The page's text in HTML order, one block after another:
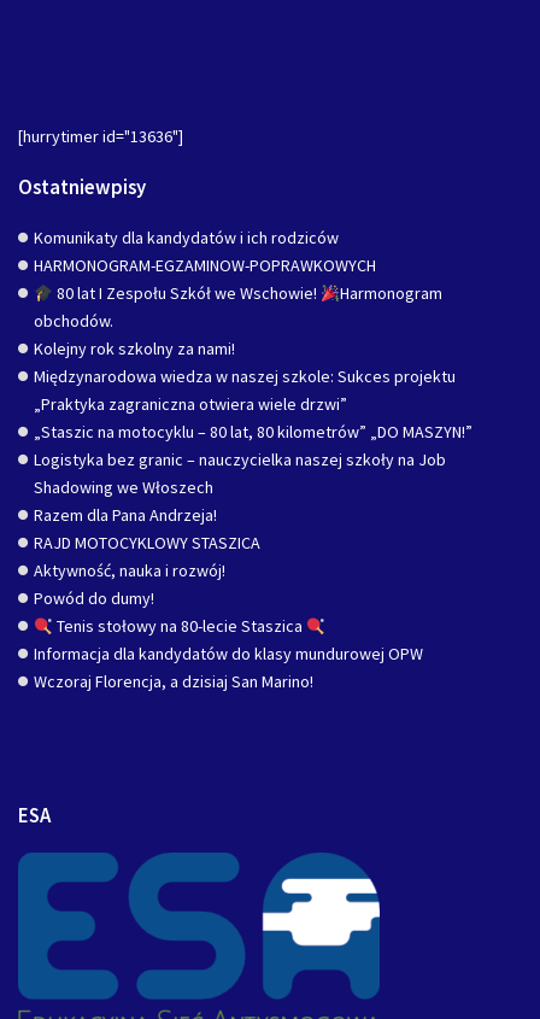
[hurrytimer id="13636"]
Ostatniewpisy
Komunikaty dla kandydatów i ich rodziców
HARMONOGRAM-EGZAMINOW-POPRAWKOWYCH
80 lat I Zespołu Szkół we Wschowie!
Harmonogram
obchodów.
Kolejny rok szkolny za nami!
Międzynarodowa wiedza w naszej szkole: Sukces projektu
„Praktyka zagraniczna otwiera wiele drzwi”
„Staszic na motocyklu – 80 lat, 80 kilometrów” „DO MASZYN!”
Logistyka bez granic – nauczycielka naszej szkoły na Job
Shadowing we Włoszech
Razem dla Pana Andrzeja!
RAJD MOTOCYKLOWY STASZICA
Aktywność, nauka i rozwój!
Powód do dumy!
Tenis stołowy na 80-lecie Staszica
Informacja dla kandydatów do klasy mundurowej OPW
Wczoraj Florencja, a dzisiaj San Marino!
ESA